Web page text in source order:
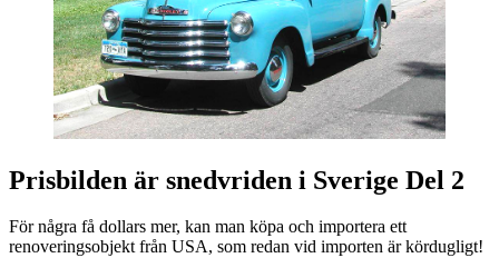
Prisbilden är snedvriden i Sverige Del 2
För några få dollars mer, kan man köpa och importera ett
renoveringsobjekt från USA, som redan vid importen är kördugligt!